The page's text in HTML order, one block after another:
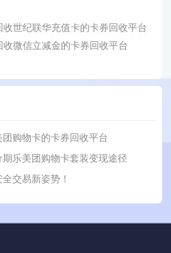
世纪联华充值卡的卡券回收平台
微信立减金的卡券回收平台
购物卡的卡券回收平台
乐美团购物卡套装变现途径
交易新姿势！